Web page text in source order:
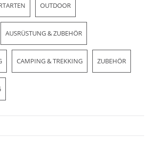
OUTDOOR
AUSRÜSTUNG & ZUBEHÖR
CAMPING & TREKKING ZUBEHÖR